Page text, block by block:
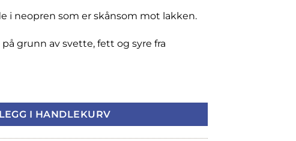
i neopren som er skånsom mot lakken.
grunn av svette, fett og syre fra
i lær for trompet L225 antall
LEGG I HANDLEKURV